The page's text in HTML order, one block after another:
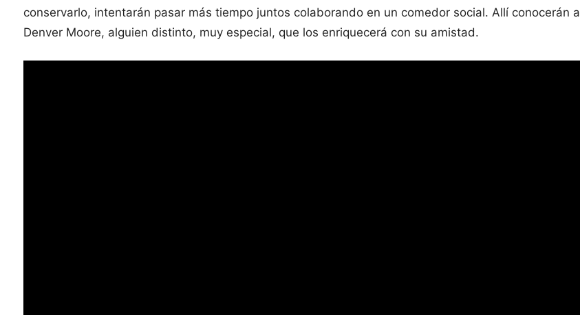
conservarlo, intentarán pasar más tiempo juntos colaborando en un comedor social. Allí conocerán a
Denver Moore, alguien distinto, muy especial, que los enriquecerá con su amistad.